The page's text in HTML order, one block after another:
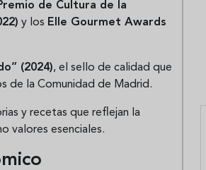
de Cultura de la
y los Elle Gourmet Awards
(2024), el sello de calidad que
de la Comunidad de Madrid.
y recetas que reflejan la
valores esenciales.